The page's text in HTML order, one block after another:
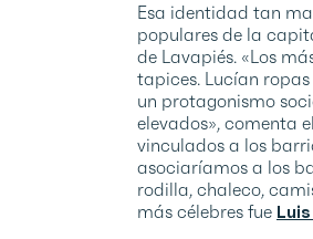
Esa identidad tan
populares de la
de Lavapiés. «Los
tapices. Lucían
un protagonismo
elevados», comenta
vinculados a los
asociaríamos a los
rodilla, chaleco,
más célebres fue